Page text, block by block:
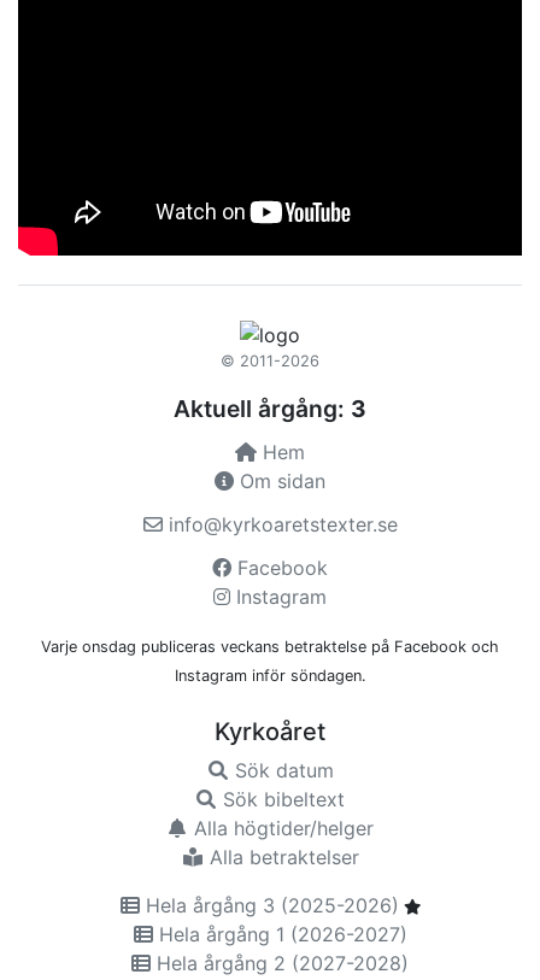
© 2011-2026
Aktuell årgång: 3
Hem
Om sidan
info@kyrkoaretstexter.se
Facebook
Instagram
Varje onsdag publiceras veckans betraktelse på Facebook och
Instagram inför söndagen.
Kyrkoåret
Sök datum
Sök bibeltext
Alla högtider/helger
Alla betraktelser
Hela årgång 3 (2025-2026)
Hela årgång 1 (2026-2027)
Hela årgång 2 (2027-2028)